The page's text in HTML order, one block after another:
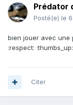
Prédator
Posté(e) le
bien jouer avec une
:respect:
Citer